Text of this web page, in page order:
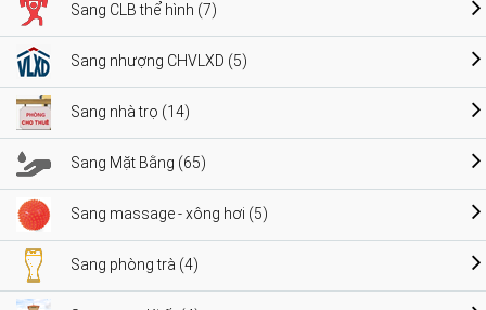
Sang CLB thể hình (7)
Sang nhượng CHVLXD (5)
Sang nhà trọ (14)
Sang Mặt Bằng (65)
Sang massage - xông hơi (5)
Sang phòng trà (4)